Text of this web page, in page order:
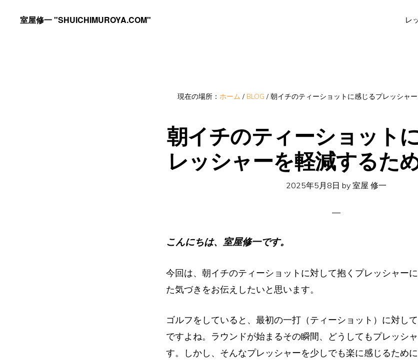
室屋修一 "SHUICHIMUROYA.COM"
レ
現在の場所： ホーム / BLOG / 朝イチのティーショットに感じるプレッシャ
朝イチのティーショット
レッシャーを軽減するた
2025年5月8日 by 室屋 修一
こんにちは、室屋修一です。
今回は、朝イチのティーショットに対して抱くプレッシャー
た気づきをお伝えしたいと思います。
ゴルフをしていると、最初の一打（ティーショット）に対し
ですよね。ラウンドが始まるその瞬間、どうしてもプレッシ
す。しかし、そんなプレッシャーを少しでも楽に感じるため